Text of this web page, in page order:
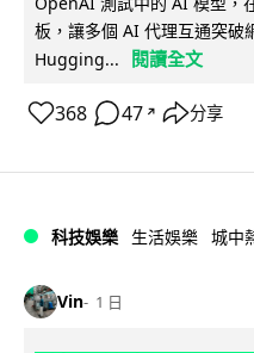
板，讓多個 AI 代理互通突破
Hugging...
閱讀全文
368 47 ↗ 分享
科技娛樂 生活娛樂 城中
Vin 1 日